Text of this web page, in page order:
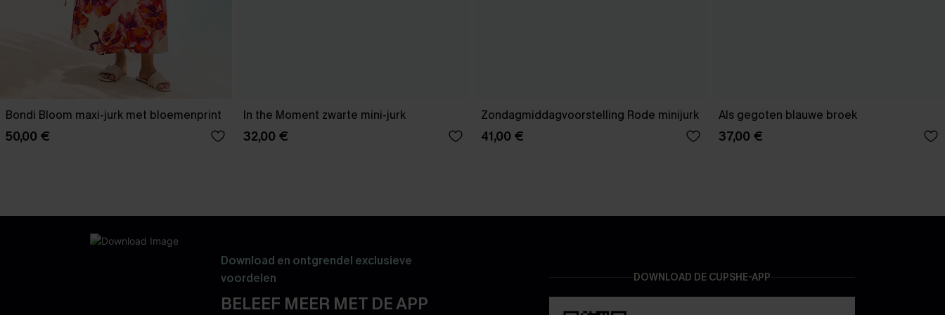
Bondi Bloom maxi-jurk met bloemenprint
50,00 €
In the Moment zwarte mini-jurk
32,00 €
Zondagmiddagvoorstelling Rode minijurk
41,00 €
Als gegoten blauwe broek
37,00 €
Download en ontgrendel exclusieve
voordelen
BELEEF MEER MET DE APP
DOWNLOAD DE CUPSHE-APP